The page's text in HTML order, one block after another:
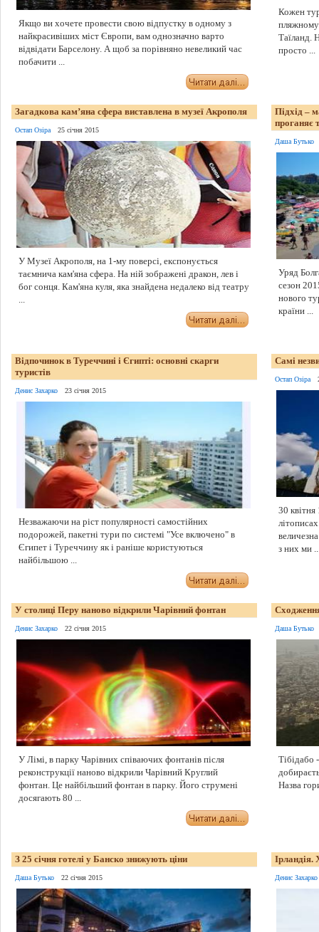
Якщо ви хочете провести свою відпустку в одному з
найкрасивіших міст Європи, вам однозначно варто
відвідати Барселону. А щоб за порівняно невеликий час
побачити ...
Кожен
пляжному
Таїланд.
просто ...
Загадкова кам’яна сфера виставлена в музеї Акрополя
Остап Озіра 25 січня 2015
У Музеї Акрополя, на 1-му поверсі, експонується
таємнича кам'яна сфера. На ній зображені дракон, лев і
бог сонця. Кам'яна куля, яка знайдена недалеко від театру
...
Підхід –
проганяє
Даша Бутько
Уряд
сезон
нового
країни ...
Відпочинок в Туреччині і Єгипті: основні скарги
туристів
Денис Захарко 23 січня 2015
Незважаючи на ріст популярності самостійних
подорожей, пакетні тури по системі "Усе включено" в
Єгипет і Туреччину як і раніше користуються
найбільшою ...
Самі
Остап Озіра
30
з них ми
У столиці Перу наново відкрили Чарівний фонтан
Денис Захарко 22 січня 2015
У Лімі, в парку Чарівних співаючих фонтанів після
реконструкції наново відкрили Чарівний Круглий
фонтан. Це найбільший фонтан в парку. Його струмені
досягають 80 ...
Даша Бутько
Тібідабо
Назва
З 25 січня готелі у Банско знижують ціни
Даша Бутько 22 січня 2015
Ірландія.
Денис Захарко